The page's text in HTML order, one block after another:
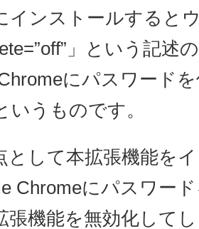
インストールすると
」という記述
にパスワード
いうものです。
として本拡張機能を
Chromeにパスワー
張機能を無効化して